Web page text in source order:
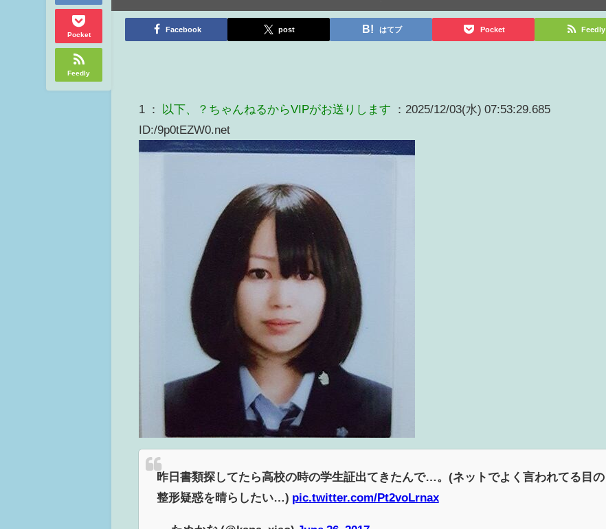
Pocket
Feedly
Facebook post はてブ Pocket Feedly
1 ： 以下、？ちゃんねるからVIPがお送りします ：2025/12/03(水) 07:53:29.685
ID:/9p0tEZW0.net
昨日書類探してたら高校の時の学生証出てきたんで…。(ネットでよく言われてる目の
整形疑惑を晴らしたい…) pic.twitter.com/Pt2voLrnax